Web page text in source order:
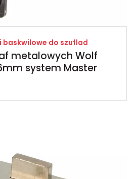
baskwilowe do szuflad
metalowych Wolf
system Master